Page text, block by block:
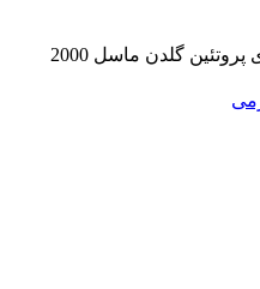
وی پروتئین گلدن ماسل 2000